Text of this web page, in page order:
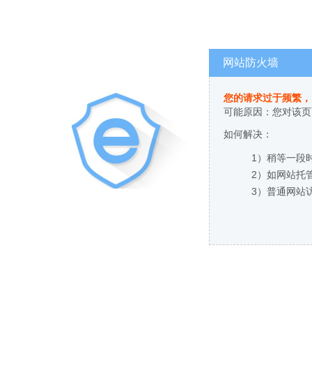
网站防火墙
您的请求过于频繁
可能原因：您对该
如何解决：
1）稍等一段
2）如网站托
3）普通网站